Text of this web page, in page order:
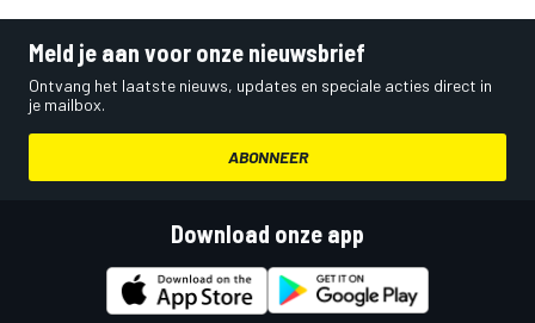
Meld je aan voor onze nieuwsbrief
Ontvang het laatste nieuws, updates en speciale acties direct in
je mailbox.
ABONNEER
Download onze app